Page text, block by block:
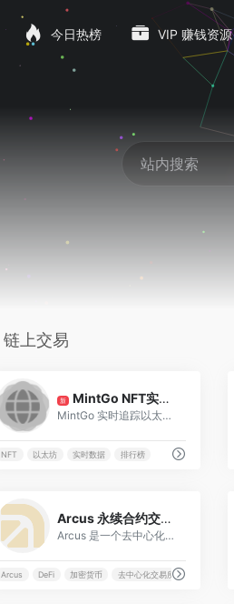
今日热榜 VIP 赚钱资源
链上交易
新 MintGo NFT实时铸造情报
MintGo 实时追踪以太坊、Robinhood 与 Stable 上的 NFT 铸造动态，提供活跃项目、热门榜单及铸造工具，帮助用户快速把握市场机会。
NFT 以太坊 实时数据 排行榜
Arcus 永续合约交易所
Arcus 是一个去中心化永续合约交易所，让用户快速交易各类加密资产永续合约，提供低延迟、低手续费和高流动性的链上衍生品交易体验。
Arcus DeFi 加密货币 去中心化交易所